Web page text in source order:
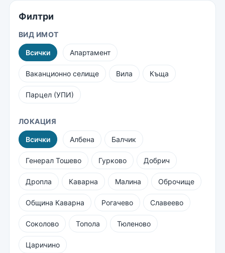
Филтри
ВИД ИМОТ
Всички Апартамент
Ваканционно селище Вила Къща
Парцел (УПИ)
ЛОКАЦИЯ
Всички Албена Балчик
Генерал Тошево Гурково Добрич
Дропла Каварна Малина Оброчище
Община Каварна Рогачево Славеево
Соколово Топола Тюленово
Царичино